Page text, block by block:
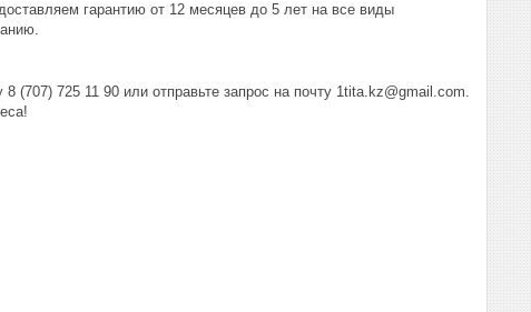
гарантию от 12 месяцев до 5 лет на все виды
(707) 725 11 90 или отправьте запрос на почту 1tita.kz@gmail.com.